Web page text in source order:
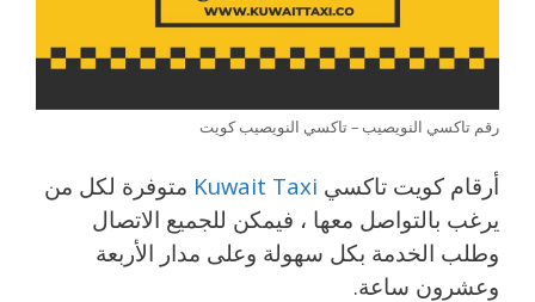
رقم تاكسي النويصيب – تاكسي النويصيب كويت
أرقام كويت تاكسي Kuwait Taxi متوفرة لكل من
يرغب بالتواصل معها ، فيمكن للجميع الاتصال
وطلب الخدمة بكل سهولة وعلى مدار الأربعة
وعشرون ساعة.